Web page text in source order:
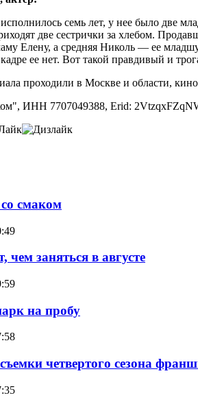
семь лет, у нее было две
две сестрички за хлебом.
Елену, а средняя Николь — ее
ее нет. Вот такой правдивый и
проходили в Москве и области,
ИНН 7707049388, Erid:
смаком
чем заняться в августе
на пробу
четвертого сезона